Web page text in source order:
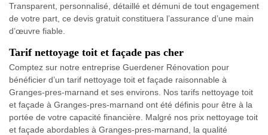
Transparent, personnalisé, détaillé et démuni de tout engagement
de votre part, ce devis gratuit constituera l’assurance d’une main
d’œuvre fiable.
Tarif nettoyage toit et façade pas cher
Comptez sur notre entreprise Guerdener Rénovation pour
bénéficier d’un tarif nettoyage toit et façade raisonnable à
Granges-pres-marnand et ses environs. Nos tarifs nettoyage toit
et façade à Granges-pres-marnand ont été définis pour être à la
portée de votre capacité financière. Malgré nos prix nettoyage toit
et façade abordables à Granges-pres-marnand, la qualité